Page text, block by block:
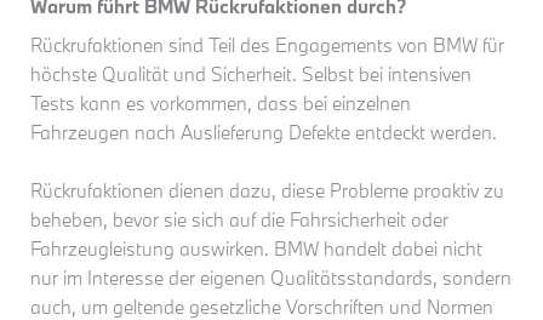
Warum führt BMW Rückrufaktionen durch?
Rückrufaktionen sind Teil des Engagements von BMW für
höchste Qualität und Sicherheit. Selbst bei intensiven
Tests kann es vorkommen, dass bei einzelnen
Fahrzeugen nach Auslieferung Defekte entdeckt werden.
Rückrufaktionen dienen dazu, diese Probleme proaktiv zu
beheben, bevor sie sich auf die Fahrsicherheit oder
Fahrzeugleistung auswirken. BMW handelt dabei nicht
nur im Interesse der eigenen Qualitätsstandards, sondern
auch, um geltende gesetzliche Vorschriften und Normen